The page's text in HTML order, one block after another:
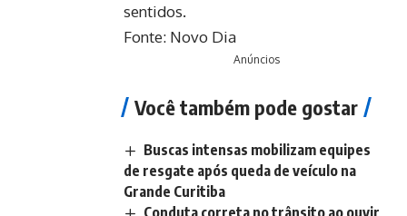
sentidos.
Fonte: Novo Dia
Anúncios
Você também pode gostar
Buscas intensas mobilizam equipes
de resgate após queda de veículo na
Grande Curitiba
Conduta correta no trânsito ao ouvir